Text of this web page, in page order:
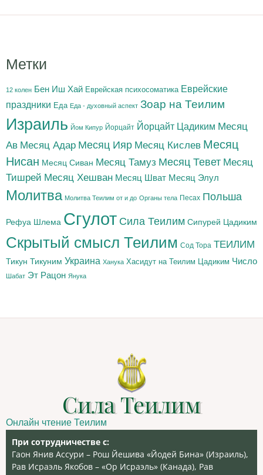
Метки
12 колен Бен Иш Хай Еврейская психосоматика Еврейские
праздники Еда Еда - духовный аспект Зоар на Теилим
Израиль Йом Кипур Йорцайт Йорцайт Цадиким Месяц
Ав Месяц Адар Месяц Ияр Месяц Кислев Месяц
Нисан Месяц Сиван Месяц Тамуз Месяц Тевет Месяц
Тишрей Месяц Хешван Месяц Шват Месяц Элул
Молитва Молитва Теилим от и до Органы тела Песах Польша
Рефуа Шлема Сгулот Сила Теилим Сипурей Цадиким
Скрытый смысл Теилим Сод Тора ТЕИЛИМ
Тикун Тикуним Украина Ханука Хасидут на Теилим Цадиким Число
Шабат Эт Рацон Янука
Сила Теилим
Онлайн чтение Теилим
При сотрудничестве с:
Гаон Янив Ассури – Рош Йешива «Йодей Бина» (Израиль),
Рав Исраэль Якобов – «Ор Исраэль» (Канада), Рав